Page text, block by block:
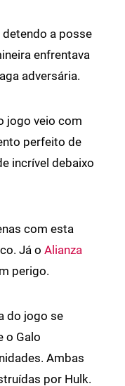
a posse
enfrentava
adversária.
jogo veio com
perfeito de
incrível debaixo
com esta
Já o Alianza
perigo.
do jogo se
o Galo
Ambas
por Hulk.